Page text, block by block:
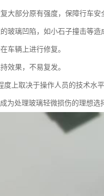
大部分原有强度，保障行车安
玻璃凹陷，如小石子撞击等造
车辆上进行修复。
效果，不易复发。
上取决于操作人员的技术水平
为处理玻璃轻微损伤的理想选